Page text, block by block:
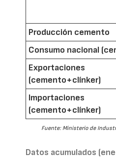
Producción cemento
Consumo nacional
Exportaciones
(cemento+clínker)
Importaciones
(cemento+clínker)
Fuente: Ministerio de
Datos acumulados